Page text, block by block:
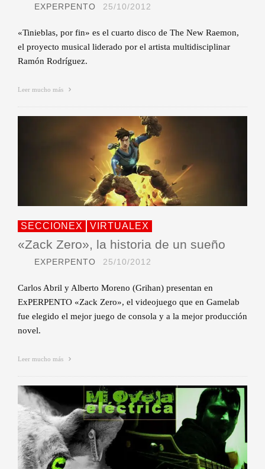
EXPERPENTO 25/10/2012
«Tinieblas, por fin» es el cuarto disco de The New Raemon,
el proyecto musical liderado por el artista multidisciplinar
Ramón Rodríguez.
Leer mucho más
SECCIONEX VIRTUALEX
«Zack Zero», la historia de un sueño
EXPERPENTO 25/10/2012
Carlos Abril y Alberto Moreno (Grihan) presentan en
ExPERPENTO «Zack Zero», el videojuego que en Gamelab
fue elegido el mejor juego de consola y a la mejor producción
novel.
Leer mucho más